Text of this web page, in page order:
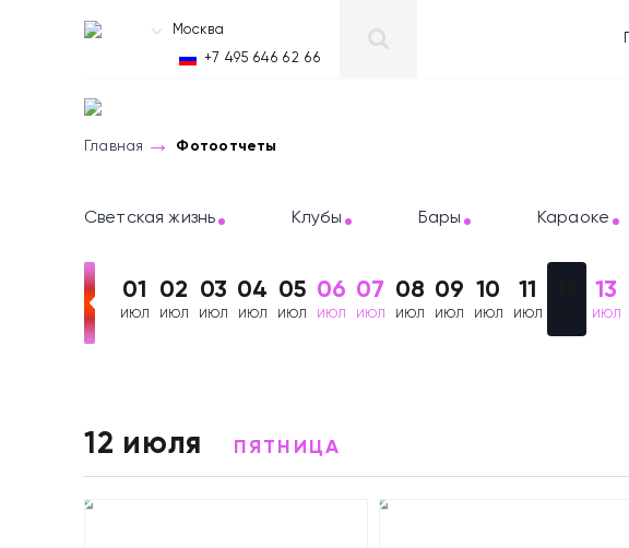
Москва
+7 495 646 62 66
Главная Фотоотчеты
Светская жизнь Клубы Бары Караоке
01
ИЮЛ
02
ИЮЛ
03
ИЮЛ
04
ИЮЛ
05
ИЮЛ
06
ИЮЛ
07
ИЮЛ
08
ИЮЛ
09
ИЮЛ
10
ИЮЛ
11
ИЮЛ
13
ИЮЛ
12 июля ПЯТНИЦА